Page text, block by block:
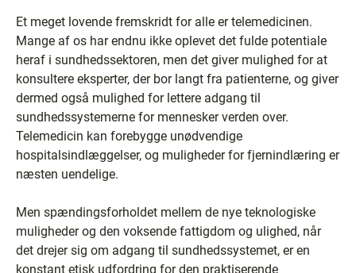
Et meget lovende fremskridt for alle er telemedicinen.
Mange af os har endnu ikke oplevet det fulde potentiale
heraf i sundhedssektoren, men det giver mulighed for at
konsultere eksperter, der bor langt fra patienterne, og giver
dermed også mulighed for lettere adgang til
sundhedssystemerne for mennesker verden over.
Telemedicin kan forebygge unødvendige
hospitalsindlæggelser, og muligheder for fjernindlæring er
næsten uendelige.
Men spændingsforholdet mellem de nye teknologiske
muligheder og den voksende fattigdom og ulighed, når
det drejer sig om adgang til sundhedssystemet, er en
konstant etisk udfordring for den praktiserende